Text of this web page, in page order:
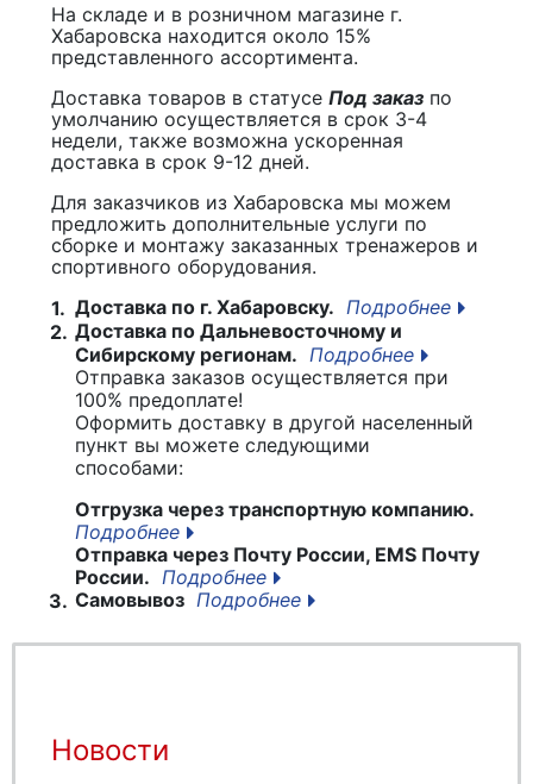
На складе и в розничном магазине г.
Хабаровска находится около 15%
представленного ассортимента.
Доставка товаров в статусе Под заказ по
умолчанию осуществляется в срок 3-4
недели, также возможна ускоренная
доставка в срок 9-12 дней.
Для заказчиков из Хабаровска мы можем
предложить дополнительные услуги по
сборке и монтажу заказанных тренажеров и
спортивного оборудования.
1. Доставка по г. Хабаровску. Подробнее
2. Доставка по Дальневосточному и
Сибирскому регионам. Подробнее
Отправка заказов осуществляется при
100% предоплате!
Оформить доставку в другой населенный
пункт вы можете следующими
способами:
Отгрузка через транспортную компанию.
Подробнее
Отправка через Почту России, EMS Почту
России. Подробнее
3. Самовывоз Подробнее
Новости